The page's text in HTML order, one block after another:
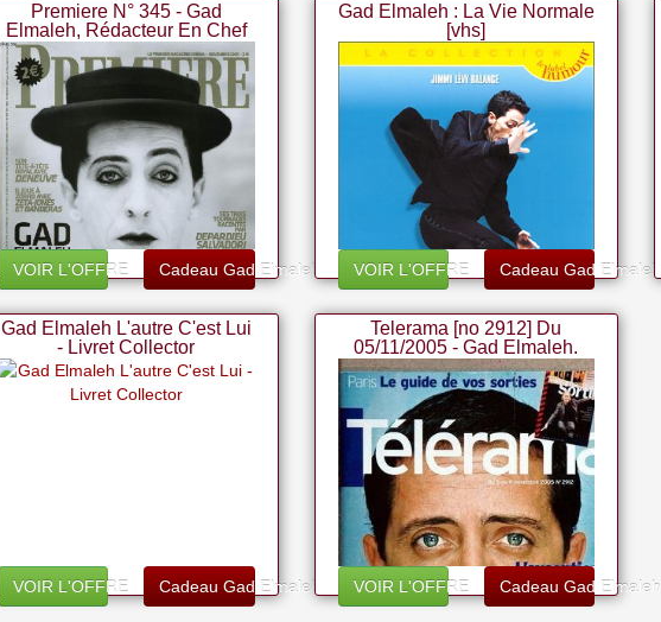
Premiere N° 345 - Gad
Elmaleh, Rédacteur En Chef
VOIR L'OFFRE Cadeau Gad Elmaleh
Gad Elmaleh : La Vie Normale
[vhs]
VOIR L'OFFRE Cadeau Gad Elmaleh
Gad Elmaleh L'autre C'est Lui
- Livret Collector
VOIR L'OFFRE Cadeau Gad Elmaleh
Telerama [no 2912] Du
05/11/2005 - Gad Elmaleh.
VOIR L'OFFRE Cadeau Gad Elmaleh